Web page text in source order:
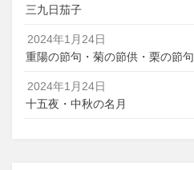
三九日茄子
2024年1月24日
重陽の節句・菊の節供・栗の節句
2024年1月24日
十五夜・中秋の名月